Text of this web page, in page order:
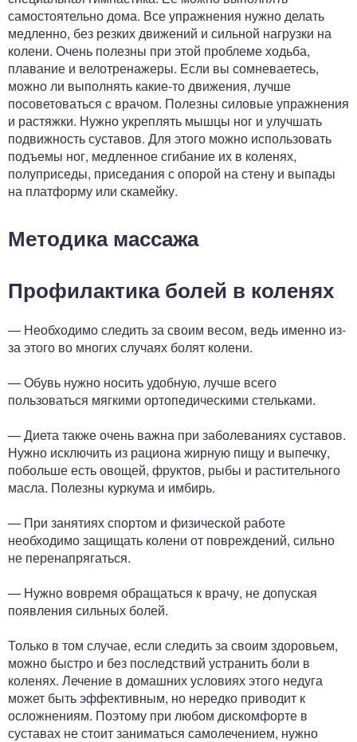
самостоятельно дома. Все упражнения нужно делать
медленно, без резких движений и сильной нагрузки на
колени. Очень полезны при этой проблеме ходьба,
плавание и велотренажеры. Если вы сомневаетесь,
можно ли выполнять какие-то движения, лучше
посоветоваться с врачом. Полезны силовые упражнения
и растяжки. Нужно укреплять мышцы ног и улучшать
подвижность суставов. Для этого можно использовать
подъемы ног, медленное сгибание их в коленях,
полуприседы, приседания с опорой на стену и выпады
на платформу или скамейку.
Методика массажа
Профилактика болей в коленях
— Необходимо следить за своим весом, ведь именно из-
за этого во многих случаях болят колени.
— Обувь нужно носить удобную, лучше всего
пользоваться мягкими ортопедическими стельками.
— Диета также очень важна при заболеваниях суставов.
Нужно исключить из рациона жирную пищу и выпечку,
побольше есть овощей, фруктов, рыбы и растительного
масла. Полезны куркума и имбирь.
— При занятиях спортом и физической работе
необходимо защищать колени от повреждений, сильно
не перенапрягаться.
— Нужно вовремя обращаться к врачу, не допуская
появления сильных болей.
Только в том случае, если следить за своим здоровьем,
можно быстро и без последствий устранить боли в
коленях. Лечение в домашних условиях этого недуга
может быть эффективным, но нередко приводит к
осложнениям. Поэтому при любом дискомфорте в
суставах не стоит заниматься самолечением, нужно